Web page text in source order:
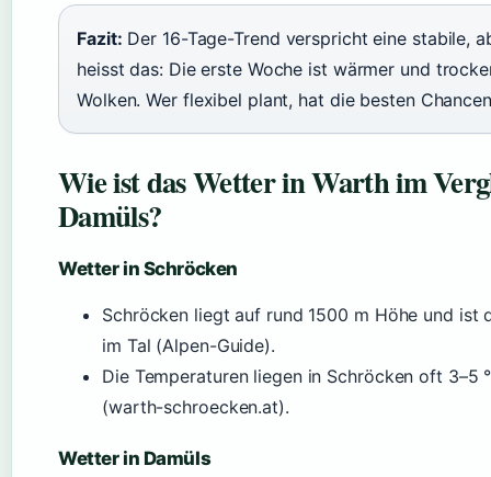
Fazit: Der 16-Tage-Trend verspricht eine stabile,
heisst das: Die erste Woche ist wärmer und
Wolken. Wer flexibel plant, hat die besten
Wie ist das Wetter in Warth im
Damüls?
Wetter in Schröcken
Schröcken liegt auf rund 1500 m Höhe und ist
im Tal (Alpen-Guide).
Die Temperaturen liegen in Schröcken oft 3–5
(warth-schroecken.at).
Wetter in Damüls